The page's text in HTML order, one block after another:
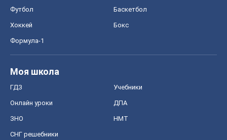
Футбол Баскетбол
Хоккей Бокс
Формула-1
Моя школа
ГДЗ Учебники
Онлайн уроки ДПА
ЗНО НМТ
СНГ решебники